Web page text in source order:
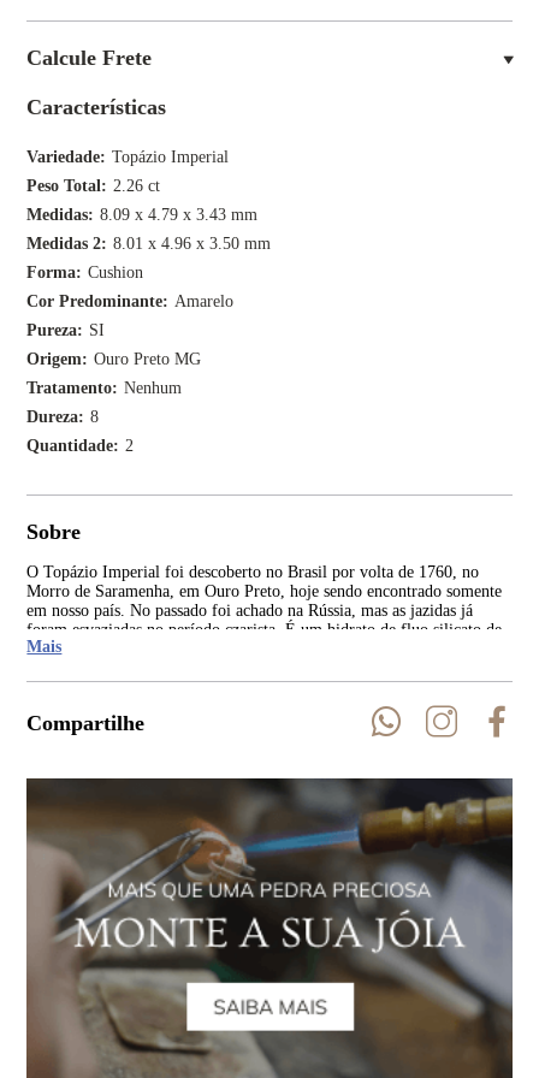
Características
Variedade
Topázio Imperial
Peso Total
2.26 ct
Medidas
8.09 x 4.79 x 3.43 mm
Medidas 2
8.01 x 4.96 x 3.50 mm
Forma
Cushion
Cor Predominante
Amarelo
Pureza
SI
Origem
Ouro Preto MG
Tratamento
Nenhum
Dureza
8
Quantidade
2
Sobre
O Topázio Imperial foi descoberto no Brasil por volta de 1760, no
Morro de Saramenha, em Ouro Preto, hoje sendo encontrado somente
em nosso país. No passado foi achado na Rússia, mas as jazidas já
foram esvaziadas no período czarista. É um hidrato de fluo silicato de
alumínio que tem sua coloração devido ao ferro e cromo.
Mais
Compartilhe
Calcule Frete